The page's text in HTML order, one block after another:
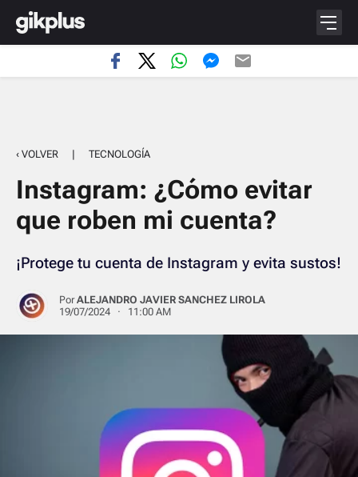
‹ VOLVER | TECNOLOGÍA
Instagram: ¿Cómo evitar
que roben mi cuenta?
¡Protege tu cuenta de Instagram y evita sustos!
PorALEJANDRO JAVIER SANCHEZ LIROLA
19/07/2024 · 11:00 AM